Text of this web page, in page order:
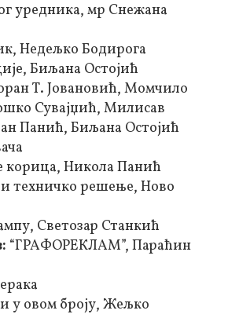
уредника, мр Снежана
Недељко Бодирога
Биљана Остојић
Т. Јовановић, Момчило
Сувајџић, Милисав
Панић, Биљана Остојић
Никола Панић
техничко решење, Ново
Светозар Станкић
“ГРАФОРЕКЛАМ”, Параћин
у овом броју, Жељко